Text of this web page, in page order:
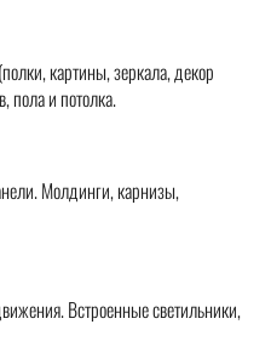
картины, зеркала, декор
пола и потолка.
Молдинги, карнизы,
Встроенные светильники,